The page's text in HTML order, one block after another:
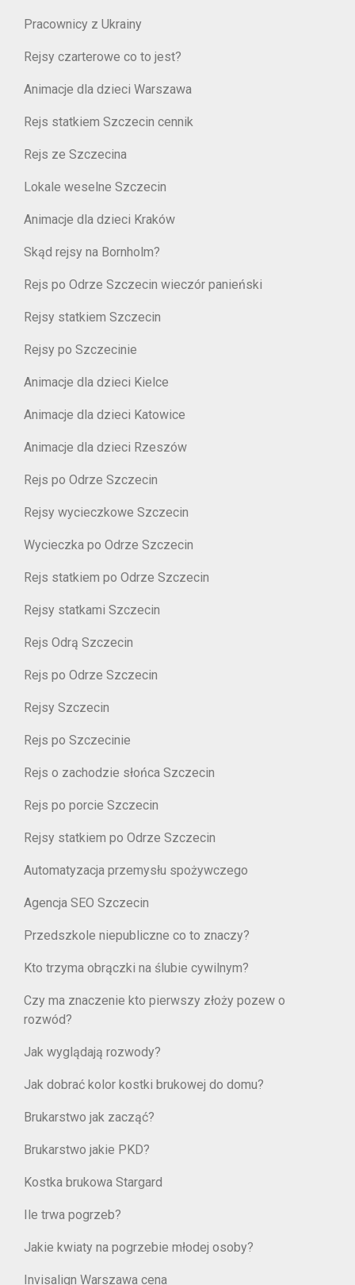
Pracownicy z Ukrainy
Rejsy czarterowe co to jest?
Animacje dla dzieci Warszawa
Rejs statkiem Szczecin cennik
Rejs ze Szczecina
Lokale weselne Szczecin
Animacje dla dzieci Kraków
Skąd rejsy na Bornholm?
Rejs po Odrze Szczecin wieczór panieński
Rejsy statkiem Szczecin
Rejsy po Szczecinie
Animacje dla dzieci Kielce
Animacje dla dzieci Katowice
Animacje dla dzieci Rzeszów
Rejs po Odrze Szczecin
Rejsy wycieczkowe Szczecin
Wycieczka po Odrze Szczecin
Rejs statkiem po Odrze Szczecin
Rejsy statkami Szczecin
Rejs Odrą Szczecin
Rejs po Odrze Szczecin
Rejsy Szczecin
Rejs po Szczecinie
Rejs o zachodzie słońca Szczecin
Rejs po porcie Szczecin
Rejsy statkiem po Odrze Szczecin
Automatyzacja przemysłu spożywczego
Agencja SEO Szczecin
Przedszkole niepubliczne co to znaczy?
Kto trzyma obrączki na ślubie cywilnym?
Czy ma znaczenie kto pierwszy złoży pozew o
rozwód?
Jak wyglądają rozwody?
Jak dobrać kolor kostki brukowej do domu?
Brukarstwo jak zacząć?
Brukarstwo jakie PKD?
Kostka brukowa Stargard
Ile trwa pogrzeb?
Jakie kwiaty na pogrzebie młodej osoby?
Invisalign Warszawa cena